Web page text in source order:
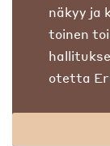
näkyy ja
toinen
otetta